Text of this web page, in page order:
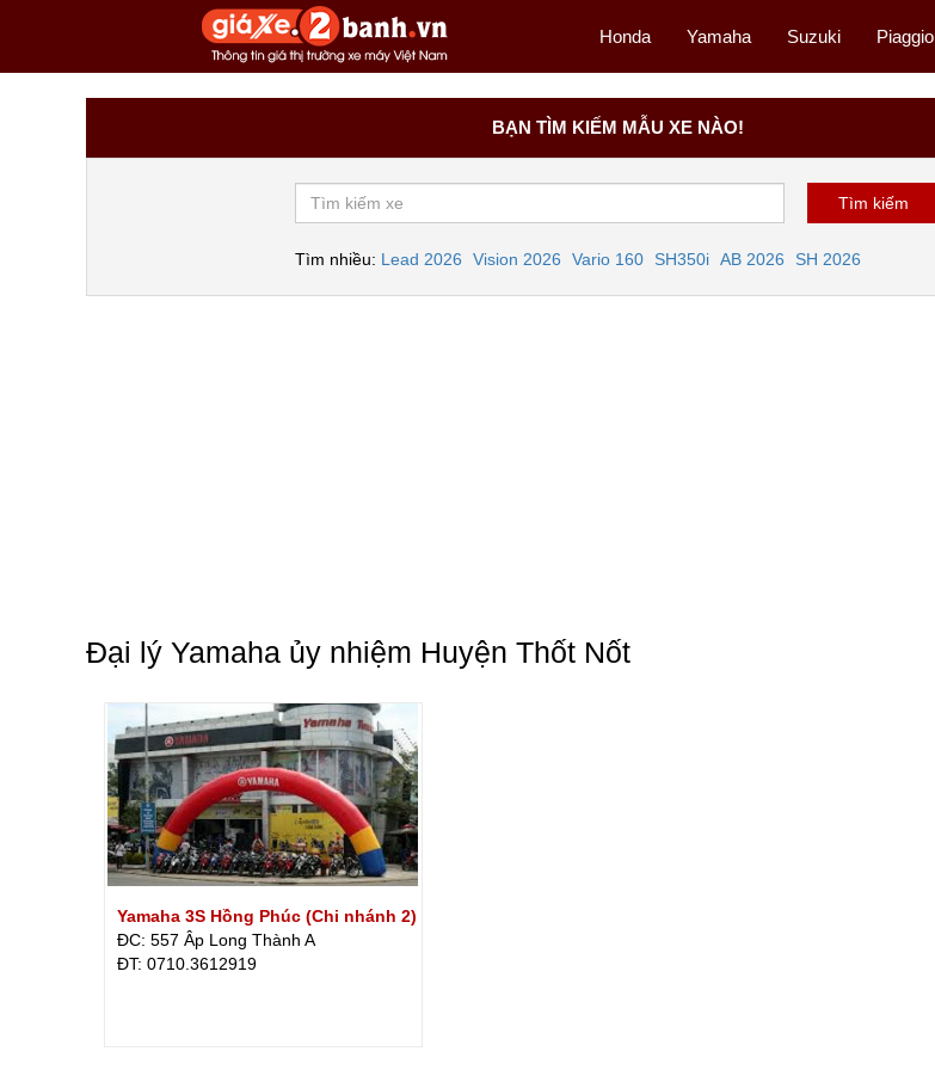
Honda Yamaha Suzuki Piaggio
BẠN TÌM KIẾM MẪU XE NÀO!
Tìm nhiều: Lead 2026 Vision 2026 Vario 160 SH350i AB 2026 SH 2026
Đại lý Yamaha ủy nhiệm Huyện Thốt Nốt
Yamaha 3S Hồng Phúc (Chi nhánh 2)
ĐC: 557 Âp Long Thành A
ÐT: 0710.3612919